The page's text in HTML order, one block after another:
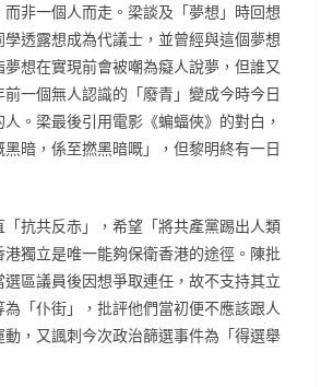
非一個人而走。梁談及「夢想」時回想
透露想成為代議士，並曾經與這個夢想
夢想在實現前會被嘲為癡人說夢，但誰又
一個無人認識的「廢青」變成今時今日
。梁最後引用電影《蝙蝠俠》的對白，
暗，係至撚黑暗嘅」，但黎明終有一日
「抗共反赤」，希望「將共產黨踢出人類
港獨立是唯一能夠保衛香港的途徑。陳批
區議員後因想爭取連任，故不支持其立
「仆街」，批評他們當初便不應該跟人
，又諷刺今次政治篩選事件為「得選舉